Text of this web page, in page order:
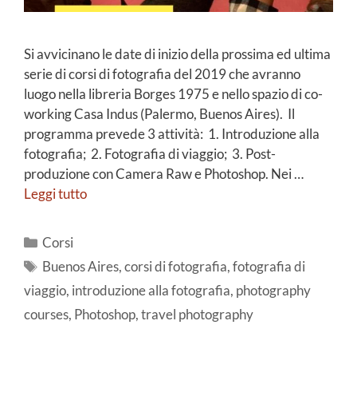
Si avvicinano le date di inizio della prossima ed ultima
serie di corsi di fotografia del 2019 che avranno
luogo nella libreria Borges 1975 e nello spazio di co-
working Casa Indus (Palermo, Buenos Aires). Il
programma prevede 3 attività: 1. Introduzione alla
fotografia; 2. Fotografia di viaggio; 3. Post-
produzione con Camera Raw e Photoshop. Nei …
Leggi tutto
Corsi
Buenos Aires,corsi di fotografia,fotografia di
viaggio, introduzione alla fotografia, photography
courses, Photoshop,travel photography